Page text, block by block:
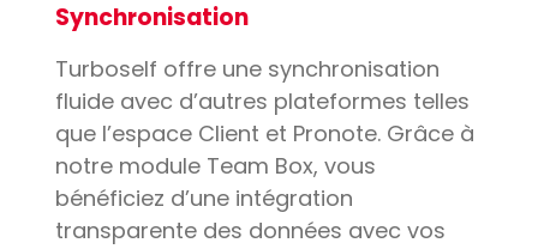
Synchronisation
Turboself offre une synchronisation
fluide avec d’autres plateformes telles
que l’espace Client et Pronote. Grâce à
notre module Team Box, vous
bénéficiez d’une intégration
transparente des données avec vos